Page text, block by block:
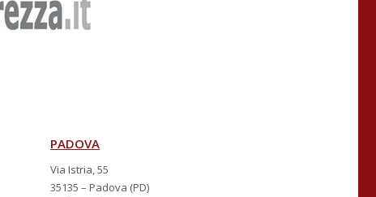
PADOVA
Via Istria, 55
35135 – Padova (PD)